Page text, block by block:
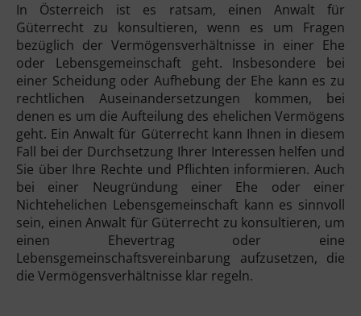
In Österreich ist es ratsam, einen Anwalt für
Güterrecht zu konsultieren, wenn es um Fragen
bezüglich der Vermögensverhältnisse in einer Ehe
oder Lebensgemeinschaft geht. Insbesondere bei
einer Scheidung oder Aufhebung der Ehe kann es zu
rechtlichen Auseinandersetzungen kommen, bei
denen es um die Aufteilung des ehelichen Vermögens
geht. Ein Anwalt für Güterrecht kann Ihnen in diesem
Fall bei der Durchsetzung Ihrer Interessen helfen und
Sie über Ihre Rechte und Pflichten informieren. Auch
bei einer Neugründung einer Ehe oder einer
Nichtehelichen Lebensgemeinschaft kann es sinnvoll
sein, einen Anwalt für Güterrecht zu konsultieren, um
einen Ehevertrag oder eine
Lebensgemeinschaftsvereinbarung aufzusetzen, die
die Vermögensverhältnisse klar regeln.